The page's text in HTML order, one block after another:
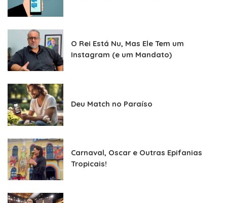
O Rei Está Nu, Mas Ele Tem um
Instagram (e um Mandato)
Deu Match no Paraíso
Carnaval, Oscar e Outras Epifanias
Tropicais!